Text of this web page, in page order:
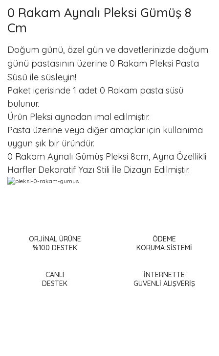
0 Rakam Aynalı Pleksi Gümüş 8
Cm
Doğum günü, özel gün ve davetlerinizde doğum
günü pastasının üzerine 0 Rakam Pleksi Pasta
Süsü ile süsleyin!
Paket içerisinde 1 adet 0 Rakam pasta süsü
bulunur.
Ürün Pleksi aynadan imal edilmiştir.
Pasta üzerine veya diğer amaçlar için kullanıma
uygun şık bir üründür.
0 Rakam Aynalı Gümüş Pleksi 8cm, Ayna Özellikli
Harfler Dekoratif Yazı Stili İle Dizayn Edilmiştir.
Görüş ve önerileriniz için teşekkür ederiz.
Ürün açıklamasında eksik bilgiler bulunuyor.
Ürün bilgilerinde hatalar bulunuyor.
ORJİNAL ÜRÜNE
%100 DESTEK
ÖDEME
KORUMA SİSTEMİ
CANLI
DESTEK
İNTERNETTE
GÜVENLİ ALIŞVERİŞ